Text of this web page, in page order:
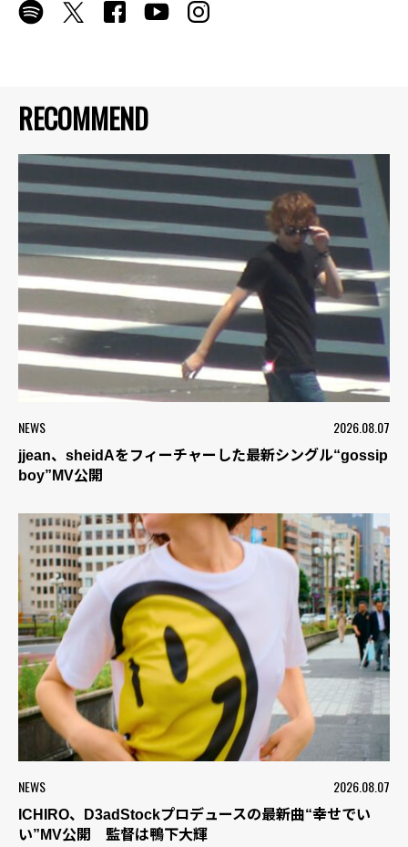
RECOMMEND
NEWS 2026.08.07
jjean、sheidAをフィーチャーした最新シングル“gossip
boy”MV公開
NEWS 2026.08.07
ICHIRO、D3adStockプロデュースの最新曲“幸せでい
い”MV公開 監督は鴨下大輝